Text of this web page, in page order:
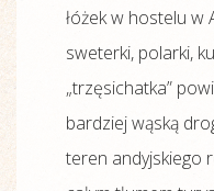
łóżek w hostelu w
sweterki, polarki,
„trzęsichatka”
bardziej wąską
teren andyjskiego